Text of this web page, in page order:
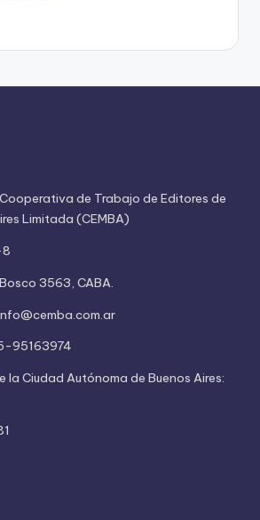
de Trabajo de Editores de
Limitada (CEMBA)
8
3563, CABA.
95163974
la Ciudad Autónoma de Buenos Aires: